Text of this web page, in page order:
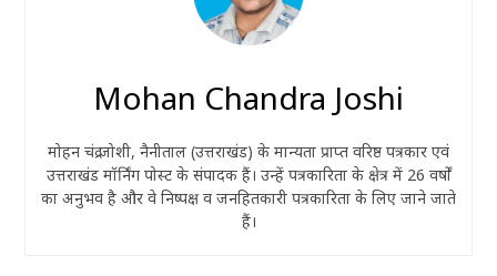
Mohan Chandra Joshi
मोहन चंद्र जोशी, नैनीताल (उत्तराखंड) के मान्यता प्राप्त वरिष्ठ पत्रकार एवं
उत्तराखंड मॉर्निंग पोस्ट के संपादक हैं। उन्हें पत्रकारिता के क्षेत्र में 26 वर्षों
का अनुभव है और वे निष्पक्ष व जनहितकारी पत्रकारिता के लिए जाने जाते
हैं।